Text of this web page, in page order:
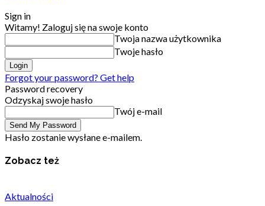
Sign in
Witamy! Zaloguj się na swoje konto
Twoja nazwa użytkownika
Twoje hasło
Forgot your password? Get help
Password recovery
Odzyskaj swoje hasło
Twój e-mail
Hasło zostanie wysłane e-mailem.
Zobacz też
Aktualności